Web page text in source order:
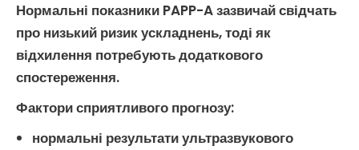
Нормальні показники PAPP-Aзазвичай свідчать
про низький ризик ускладнень, тоді як
відхилення потребують додаткового
спостереження.
Фактори сприятливого прогнозу:
нормальні результатиультразвукового